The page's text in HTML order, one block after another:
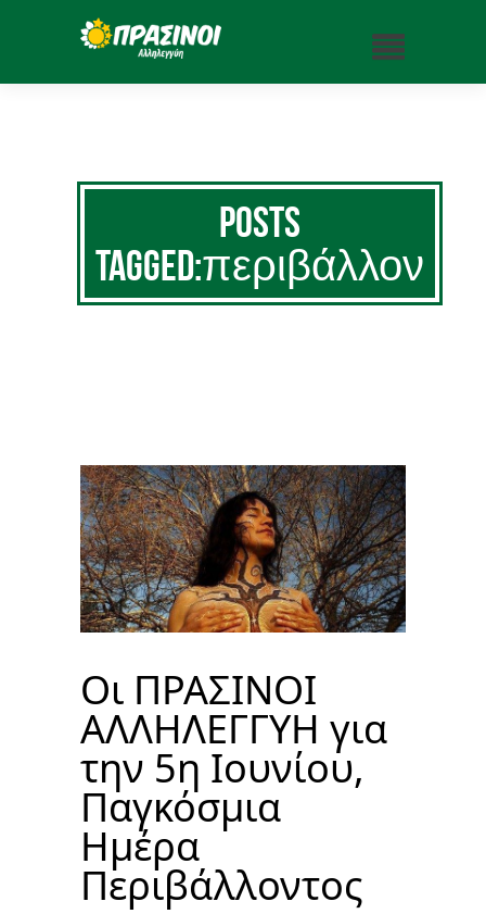
Posts
Tagged:περιβάλλον
Οι ΠΡΑΣΙΝΟΙ
ΑΛΛΗΛΕΓΓΥΗ για
την 5η Ιουνίου,
Παγκόσμια
Ημέρα
Περιβάλλοντος